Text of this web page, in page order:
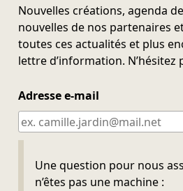
Nouvelles créations, agenda
nouvelles de nos partenaires
toutes ces actualités et plus
lettre d’information. N’hésitez
Adresse e-mail
Une question pour nous
n’êtes pas une machine :
Ne pas remplir